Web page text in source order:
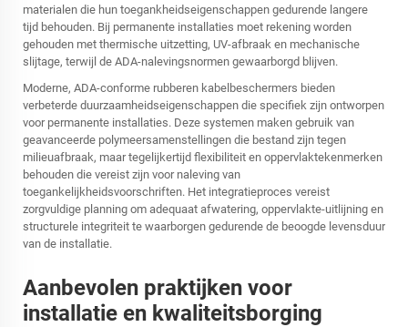
materialen die hun toegankheidseigenschappen gedurende langere
tijd behouden. Bij permanente installaties moet rekening worden
gehouden met thermische uitzetting, UV-afbraak en mechanische
slijtage, terwijl de ADA-nalevingsnormen gewaarborgd blijven.
Moderne, ADA-conforme rubberen kabelbeschermers bieden
verbeterde duurzaamheidseigenschappen die specifiek zijn ontworpen
voor permanente installaties. Deze systemen maken gebruik van
geavanceerde polymeersamenstellingen die bestand zijn tegen
milieuafbraak, maar tegelijkertijd flexibiliteit en oppervlaktekenmerken
behouden die vereist zijn voor naleving van
toegankelijkheidsvoorschriften. Het integratieproces vereist
zorgvuldige planning om adequaat afwatering, oppervlakte-uitlijning en
structurele integriteit te waarborgen gedurende de beoogde levensduur
van de installatie.
Aanbevolen praktijken voor
installatie en kwaliteitsborging